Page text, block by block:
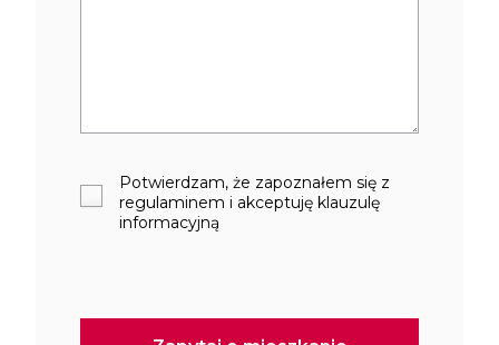
Potwierdzam, że zapoznałem się z
regulaminem i akceptuję klauzulę
informacyjną